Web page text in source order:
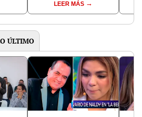
mantienen una
diferencia?
LEER MÁS
ÚLTIMO